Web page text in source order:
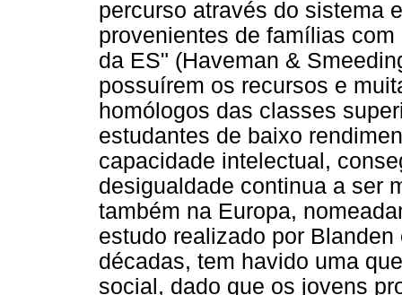
percurso através do sistema
provenientes de famílias
da ES" (Haveman &
possuírem os recursos e
homólogos das classes
estudantes de baixo
capacidade intelectual,
desigualdade continua a ser
também na Europa,
estudo realizado por
décadas, tem havido uma
social, dado que os jovens